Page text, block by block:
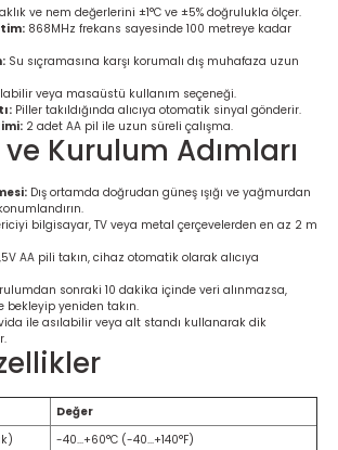
ve nem değerlerini ±1°C ve ±5% doğrulukla ölçer.
868MHz frekans sayesinde 100 metreye kadar
Su sıçramasına karşı korumalı dış muhafaza uzun
veya masaüstü kullanım seçeneği.
Piller takıldığında alıcıya otomatik sinyal gönderir.
2 adet AA pil ile uzun süreli çalışma.
Kurulum Adımları
Dış ortamda doğrudan güneş ışığı ve yağmurdan
bilgisayar, TV veya metal çerçevelerden en az 2 m
AA pili takın, cihaz otomatik olarak alıcıya
sonraki 10 dakika içinde veri alınmazsa,
bekleyip yeniden takın.
ile asılabilir veya alt standı kullanarak dik
Değer
-40...+60°C (-40...+140°F)